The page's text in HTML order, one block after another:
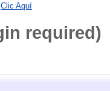
Clic Aquí
required)